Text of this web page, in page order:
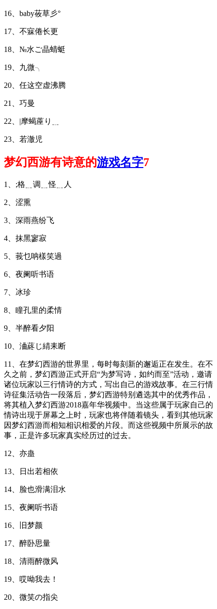
16、baby莜草彡°
17、不寐倦长更
18、№水ご晶蜻蜓
19、九微╮
20、任这空虚沸腾
21、巧曼
22、|摩蝎蓙り﹎
23、若澈児
梦幻西游有诗意的游戏名字7
1、;格﹎调﹎怪﹎人
2、涩熏
3、深雨燕纷飞
4、抹黑寥寂
5、莪乜呐樣笑過
6、夜阑听书语
7、冰珍
8、瞳孔里的柔情
9、半醉看夕阳
10、浀蔠じ綪耒断
11、在梦幻西游的世界里，每时每刻新的邂逅正在发生。在不
久之前，梦幻西游正式开启“为梦写诗，如约而至”活动，邀请
诸位玩家以三行情诗的方式，写出自己的游戏故事。在三行情
诗征集活动告一段落后，梦幻西游特别遴选其中的优秀作品，
将其植入梦幻西游2018嘉年华视频中。当这些属于玩家自己的
情诗出现于屏幕之上时，玩家也将伴随着镜头，看到其他玩家
因梦幻西游而相知相识相爱的片段。而这些视频中所展示的故
事，正是许多玩家真实经历过的过去。
12、亦蛊
13、日出若相依
14、脸也滑满泪水
15、夜阑听书语
16、旧梦颜
17、醉卧思量
18、清雨醉微风
19、哎呦我去！
20、微笑の指尖